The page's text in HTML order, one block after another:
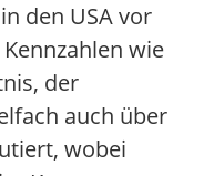
den USA vor
wie
der
auch über
wobei